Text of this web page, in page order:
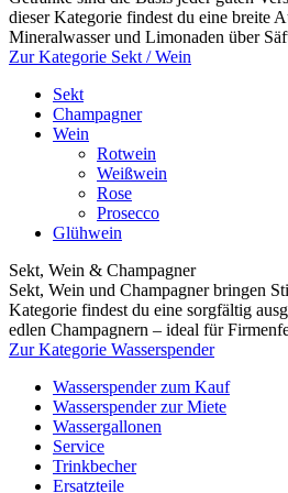
dieser Kategorie findest du eine breite
Mineralwasser und Limonaden über
Zur Kategorie Sekt / Wein
Sekt
Champagner
Wein
Rotwein
Weißwein
Rose
Prosecco
Glühwein
Sekt, Wein & Champagner
Sekt, Wein und Champagner bringen
Kategorie findest du eine sorgfältig
edlen Champagnern – ideal für
Zur Kategorie Wasserspender
Wasserspender zum Kauf
Wasserspender zur Miete
Wassergallonen
Service
Trinkbecher
Ersatzteile